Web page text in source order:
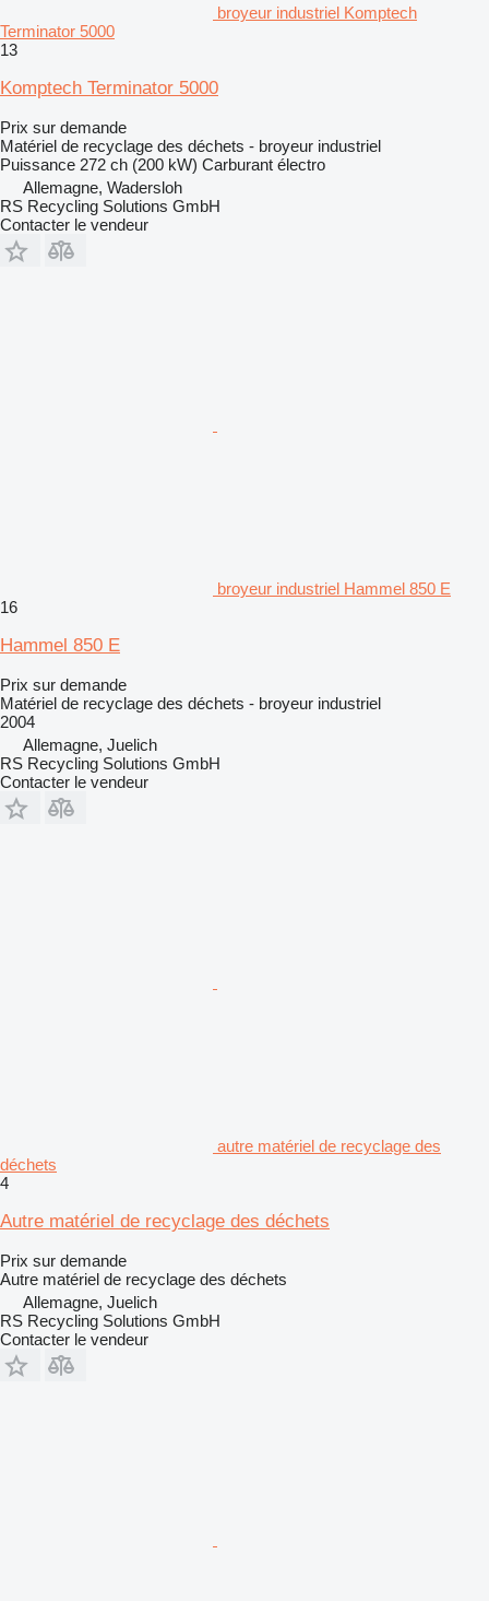
broyeur industriel Komptech
Terminator 5000
13
Komptech Terminator 5000
Prix sur demande
Matériel de recyclage des déchets - broyeur industriel
Puissance 272 ch (200 kW) Carburant électro
Allemagne, Wadersloh
RS Recycling Solutions GmbH
Contacter le vendeur
broyeur industriel Hammel 850 E
16
Hammel 850 E
Prix sur demande
Matériel de recyclage des déchets - broyeur industriel
2004
Allemagne, Juelich
RS Recycling Solutions GmbH
Contacter le vendeur
autre matériel de recyclage des
déchets
4
Autre matériel de recyclage des déchets
Prix sur demande
Autre matériel de recyclage des déchets
Allemagne, Juelich
RS Recycling Solutions GmbH
Contacter le vendeur